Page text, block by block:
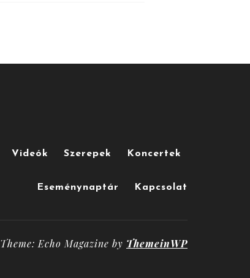
Videók Szerepek Koncertek
Eseménynaptár Kapcsolat
Theme: Echo Magazine by ThemeinWP